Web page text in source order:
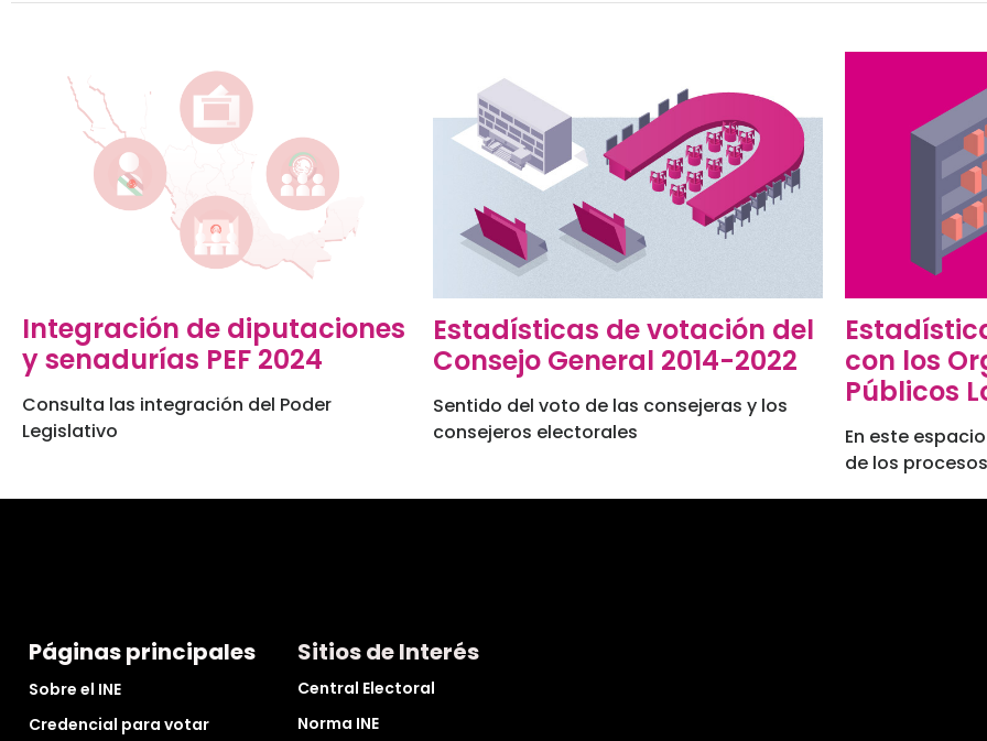
Integración de diputaciones
y senadurías PEF 2024
Consulta las integración del Poder
Legislativo
Estadísticas de votación del
Consejo General 2014-2022
Sentido del voto de las consejeras y los
consejeros electorales
con los
Públicos
En este
de los
Páginas principales
Sobre el INE
Credencial para votar
Sitios de Interés
Central Electoral
Norma INE